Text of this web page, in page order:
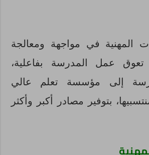
المهنية في مواجهة ومعالجة
تعوق عمل المدرسة بفاعلية،
إلى مؤسسة تعلم عالي
بتوفير مصادر أكبر وأكثر